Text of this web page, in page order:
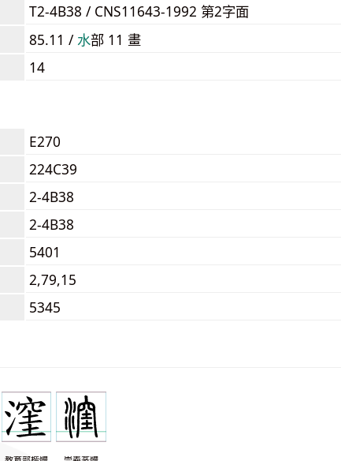
T2-4B38 / CNS11643-1992 第2字面
85.11 / ⽔部 11 畫
14
E270
224C39
2-4B38
2-4B38
5401
2,79,15
5345